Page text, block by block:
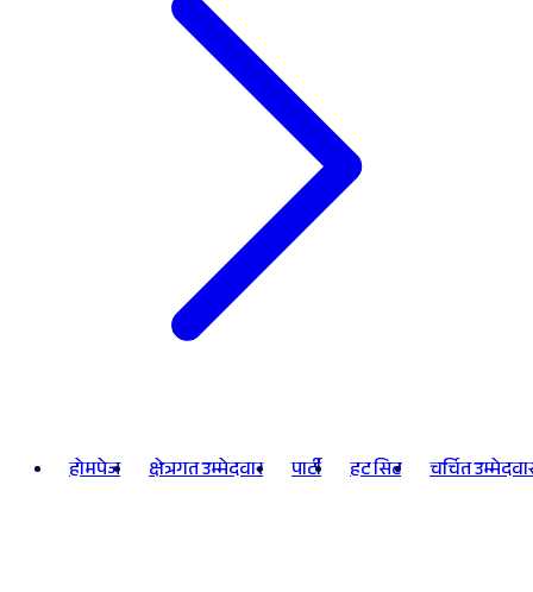
होमपेज क्षेत्रगत उम्मेदवार पार्टी हट सिट चर्चित